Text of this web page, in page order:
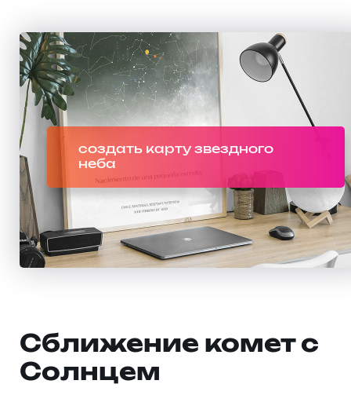
создать карту звездного
неба
Сближение комет с
Солнцем